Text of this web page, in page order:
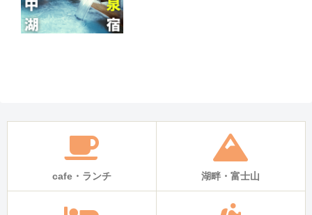
cafe・ランチ 湖畔・富士山